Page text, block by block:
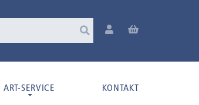
ART-SERVICE KONTAKT